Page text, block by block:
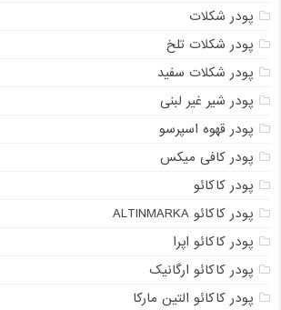
پودر شکلات
پودر شکلات تلخ
پودر شکلات سفید
پودر شیر غیر لبنی
پودر قهوه اسپرسو
پودر کافی میکس
پودر کاکائو
پودر کاکائو ALTINMARKA
پودر کاکائو اپرا
پودر کاکائو ارگانیک
پودر کاکائو التین مارکا